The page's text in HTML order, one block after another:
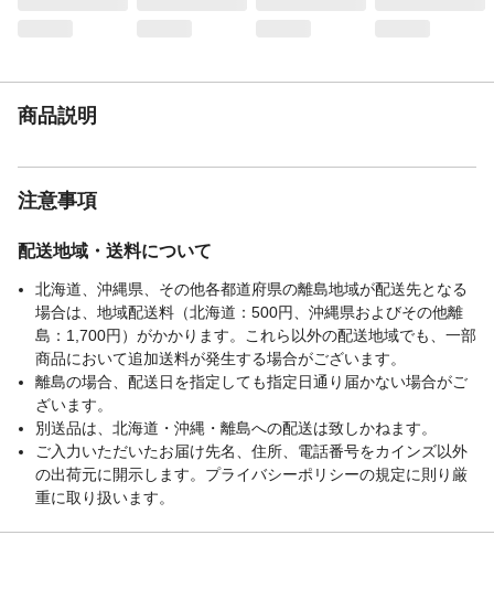
商品説明
注意事項
配送地域・送料について
北海道、沖縄県、その他各都道府県の離島地域が配送先となる
場合は、地域配送料（北海道：500円、沖縄県およびその他離
島：1,700円）がかかります。これら以外の配送地域でも、一部
商品において追加送料が発生する場合がございます。
離島の場合、配送日を指定しても指定日通り届かない場合がご
ざいます。
別送品は、北海道・沖縄・離島への配送は致しかねます。
ご入力いただいたお届け先名、住所、電話番号をカインズ以外
の出荷元に開示します。プライバシーポリシーの規定に則り厳
重に取り扱います。